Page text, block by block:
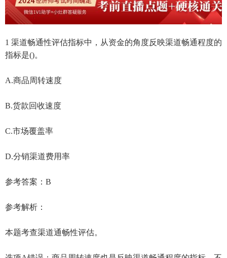
1 渠道畅通性评估指标中，从资金的角度反映渠道畅通程度的
指标是()。
A.商品周转速度
B.货款回收速度
C.市场覆盖率
D.分销渠道费用率
参考答案：B
参考解析：
本题考查渠道通畅性评估。